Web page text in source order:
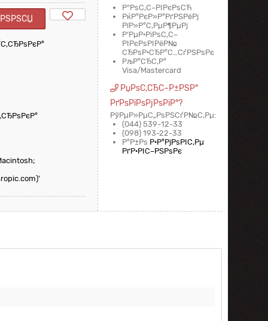
Р“РѕС‚С–РІРєРѕСЋ
РќР°РєР»Р°РґРЅРёРј
РїР»Р°С‚РµР¶РµРј
Р‘РµР·РіРѕС‚С–
РІРєРѕРІРёР№
СЂРѕР·СЂР°С…СѓРЅРѕРє
РљР°СЂС‚Р°
Visa/Mastercard
РџРѕС‚СЂС–Р±РЅР°
РґРѕРїРѕРјРѕРіР°?
РўРµР»РµС„РѕРЅСѓР№С‚Рµ:
(044) 539-12-33
(098) 193-22-33
Р°Р±Рѕ Р·Р°РјРѕРІС‚Рµ
РґР·РІС–РЅРѕРє